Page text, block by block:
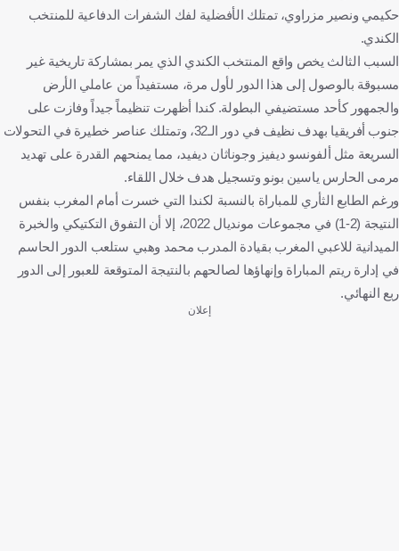
حكيمي ونصير مزراوي، تمتلك الأفضلية لفك الشفرات الدفاعية للمنتخب
الكندي.
السبب الثالث يخص واقع المنتخب الكندي الذي يمر بمشاركة تاريخية غير
مسبوقة بالوصول إلى هذا الدور لأول مرة، مستفيداً من عاملي الأرض
والجمهور كأحد مستضيفي البطولة. كندا أظهرت تنظيماً جيداً وفازت على
جنوب أفريقيا بهدف نظيف في دور الـ32، وتمتلك عناصر خطيرة في التحولات
السريعة مثل ألفونسو ديفيز وجوناثان ديفيد، مما يمنحهم القدرة على تهديد
مرمى الحارس ياسين بونو وتسجيل هدف خلال اللقاء.
ورغم الطابع الثأري للمباراة بالنسبة لكندا التي خسرت أمام المغرب بنفس
النتيجة (2-1) في مجموعات مونديال 2022، إلا أن التفوق التكتيكي والخبرة
الميدانية للاعبي المغرب بقيادة المدرب محمد وهبي ستلعب الدور الحاسم
في إدارة ريتم المباراة وإنهاؤها لصالحهم بالنتيجة المتوقعة للعبور إلى الدور
ربع النهائي.
إعلان